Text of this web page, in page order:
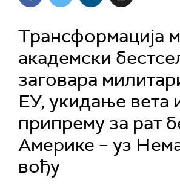
Трансформација
академски
заговара
ЕУ, укидање вета
припрему за рат
Америке – уз
вођу